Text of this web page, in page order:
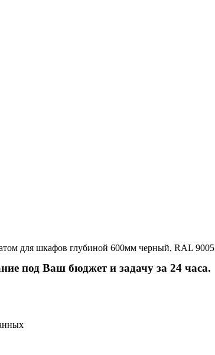
для шкафов глубиной 600мм черный, RAL 9005
под Ваш бюджет и задачу за 24 часа.